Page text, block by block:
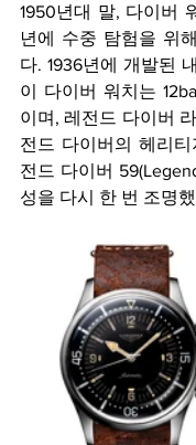
1950년대 말, 다이버
년에 수중 탐험을 위
다. 1936년에 개발된
이 다이버 워치는
이며, 레전드 다이버
전드 다이버의 헤리
전드 다이버
성을 다시 한 번 조명